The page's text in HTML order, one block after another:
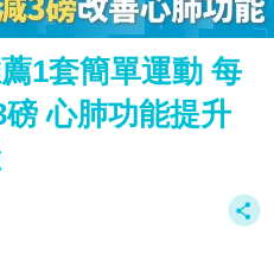
1套簡單運動 每
磅 心肺功能提升